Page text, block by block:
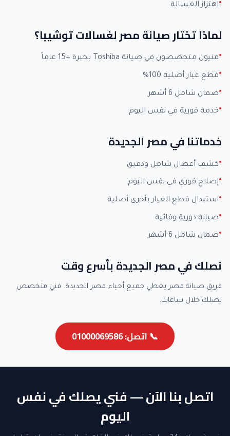
اهتزاز الغسالة
لماذا تختار صيانة مصر لغسالات توشيبا؟
فنيون متخصصون في صيانة Toshiba بخبرة +15 عاماً
قطع غيار أصلية 100%
ضمان شامل 6 أشهر
خدمة فورية في نفس اليوم
خدماتنا في مصر الجديدة
كشف أعطال شامل ودقيق
إصلاح فوري في نفس اليوم
استبدال قطع الغيار بأخرى أصلية
صيانة دورية وقائية
ضمان شامل 6 أشهر
نصلك في مصر الجديدة بأسرع وقت
فريق صيانة مصر يغطي جميع أحياء مصر الجديدة. فني متخصص
يصلك خلال ساعات.
📞 اتصل: 01000069586
اتصل بنا الآن — فني يصلك في نفس
اليوم